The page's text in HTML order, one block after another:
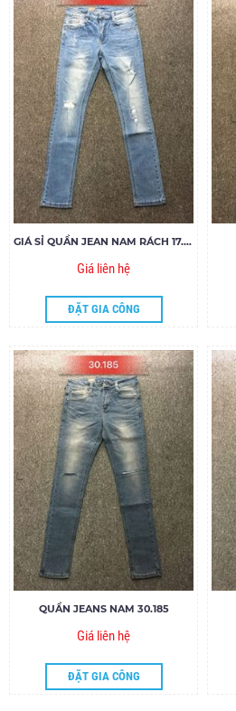
GIÁ SỈ QUẦN JEAN NAM RÁCH 17.185
Giá liên hệ
ĐẶT GIA CÔNG
QUẦN JEANS NAM 30.185
Giá liên hệ
ĐẶT GIA CÔNG